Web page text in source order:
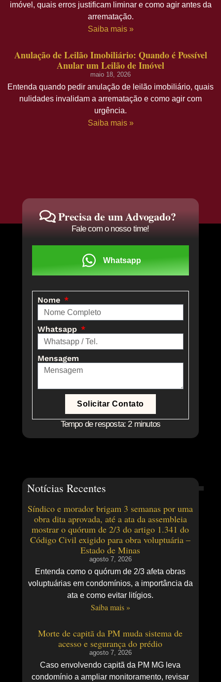
imóvel, quais erros justificam liminar e como agir antes da
arrematação.
Saiba mais »
Anulação de Leilão Imobiliário: Quando é Possível
Anular um Leilão de Imóvel
maio 18, 2026
Entenda quando pedir anulação de leilão imobiliário, quais
nulidades invalidam a arrematação e como agir com
urgência.
Saiba mais »
Precisa de um Advogado?
Fale com o nosso time!
Whatsapp
Nome
Whatsapp
Mensagem
Solicitar Contato
Tempo de resposta: 2 minutos
Notícias Recentes
Síndico e morador brigam 3 semanas por uma
obra dita aprovada, até a ata da assembleia
mostrar o quórum de 2/3 do artigo 1.341 do
Código Civil exigido para obra voluptuária –
Estado de Minas
agosto 7, 2026
Entenda como o quórum de 2/3 afeta obras
voluptuárias em condomínios, a importância da
ata e como evitar litígios.
Saiba mais »
Morte de capitã da PM muda sistema de
acesso e segurança do prédio
agosto 7, 2026
Caso envolvendo capitã da PM MG leva
condomínio a ampliar monitoramento, revisar